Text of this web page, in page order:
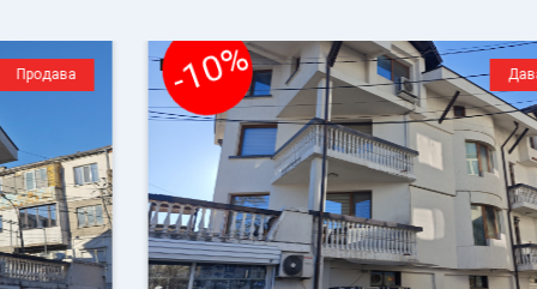
-10% Дава под наем